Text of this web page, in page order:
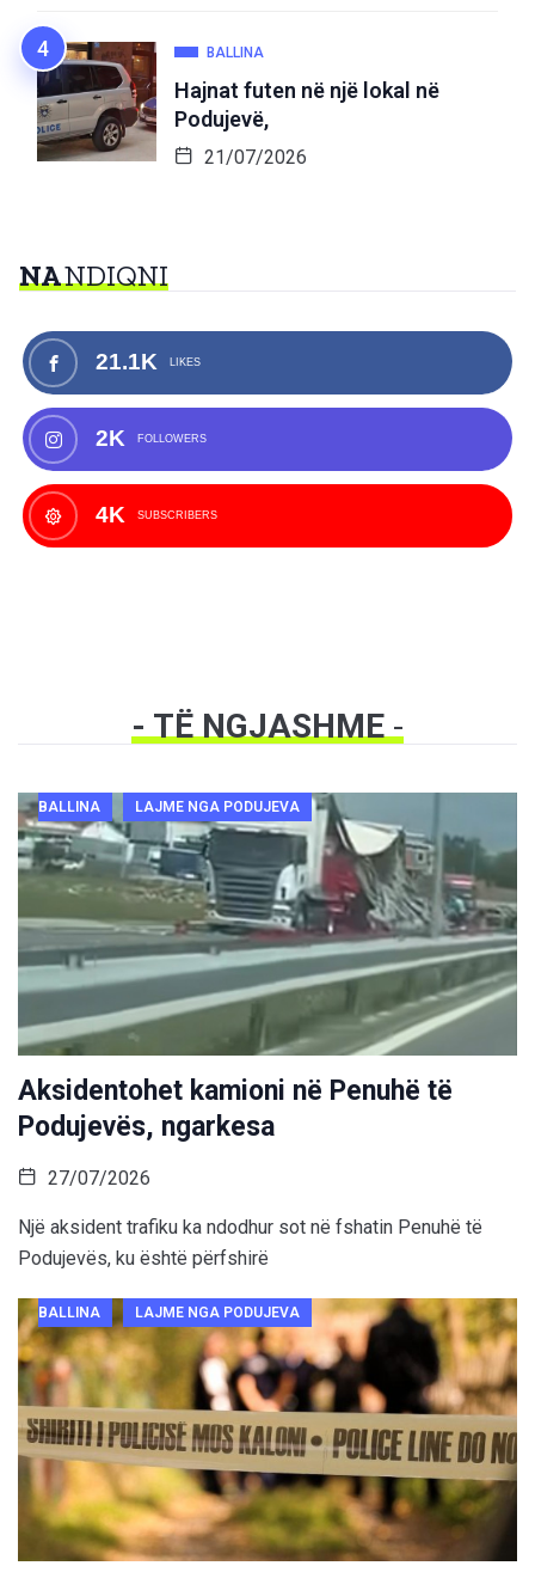
BALLINA
Hajnat futen në një lokal në
Podujevë,
21/07/2026
NANDIQNI
21.1K LIKES
2K FOLLOWERS
4K SUBSCRIBERS
- TË NGJASHME -
BALLINA LAJME NGA PODUJEVA
Aksidentohet kamioni në Penuhë të
Podujevës, ngarkesa
27/07/2026
Një aksident trafiku ka ndodhur sot në fshatin Penuhë të
Podujevës, ku është përfshirë
BALLINA LAJME NGA PODUJEVA